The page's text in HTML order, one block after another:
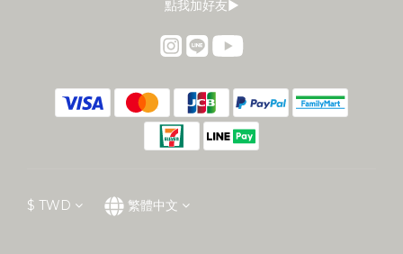
點我加好友▶︎
$ TWD 繁體中文